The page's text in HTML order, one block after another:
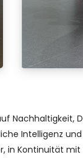
Nachhaltigkeit,
Intelligenz
in Kontinuität mit